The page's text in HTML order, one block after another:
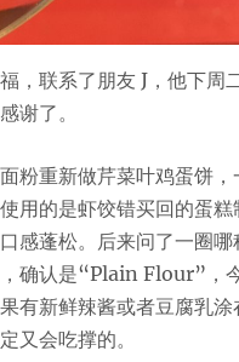
，联系了朋友 J，他下周
谢了。
粉重新做芹菜叶鸡蛋饼
用的是虾饺错买回的蛋
感蓬松。后来问了一圈
确认是“Plain Flour”，
有新鲜辣酱或者豆腐乳
又会吃撑的。